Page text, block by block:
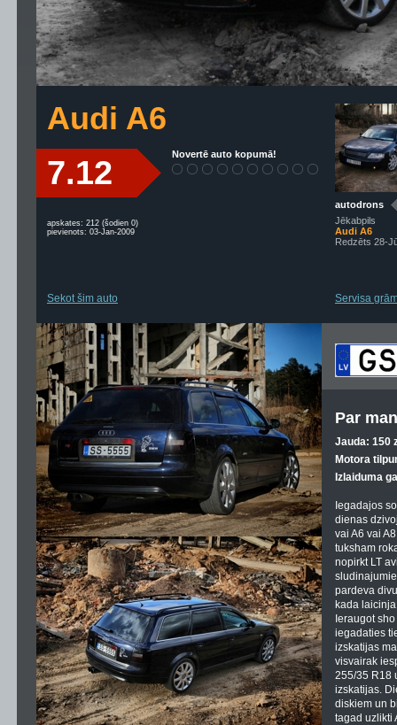
Audi A6
7.12 Novertē auto kopumā!
apskates: 212 (šodien 0)
pievienots: 03-Jan-2009
Sekot šim auto
autodrons
Jēkabpils
Audi A6
Redzēts 28-
Servisa
Par
Jauda: 150
Motora
Izlaiduma
Iegadajos
dienas
vai A6 vai
tuksham
nopirkt LT
pardeva
kada
Ieraugot
iegadaties
izskatijas
visvairak
255/35 R18
izskatijas.
diskiem un
tagad uzlikti